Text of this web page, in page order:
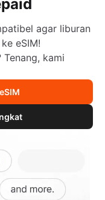
agar liburan
eSIM!
Tenang, kami